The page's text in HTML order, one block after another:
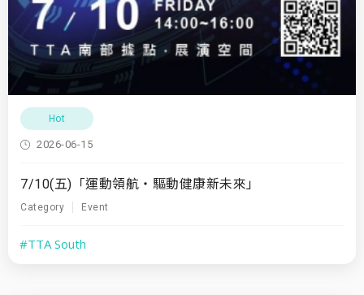
Hot
2026-06-15
7/10(五)「運動領航・驅動健康新未來」
Category Event
#TTA South